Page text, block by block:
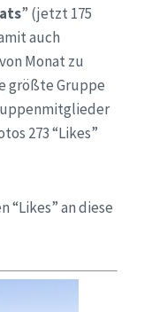
” (jetzt 175
auch
Monat zu
größte Gruppe
273 “Likes”
“Likes” an diese